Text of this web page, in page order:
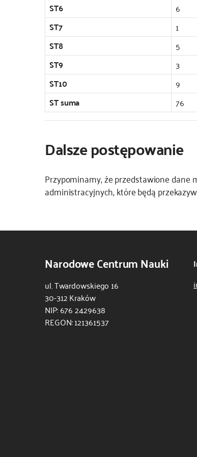
ST6 6
ST7 1
ST8 5
ST9 3
ST10 9
ST suma 76
Dalsze postępowanie
Przypominamy, że przedstawione
administracyjnych, które będą
Narodowe Centrum Nauki
ul. Twardowskiego 16
30-312 Kraków
NIP: 676 2429638
REGON: 121361537